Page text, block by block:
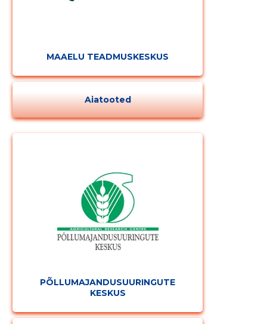
MAAELU TEADMUSKESKUS
Aiatooted
PÕLLUMAJANDUSUURINGUTE
KESKUS